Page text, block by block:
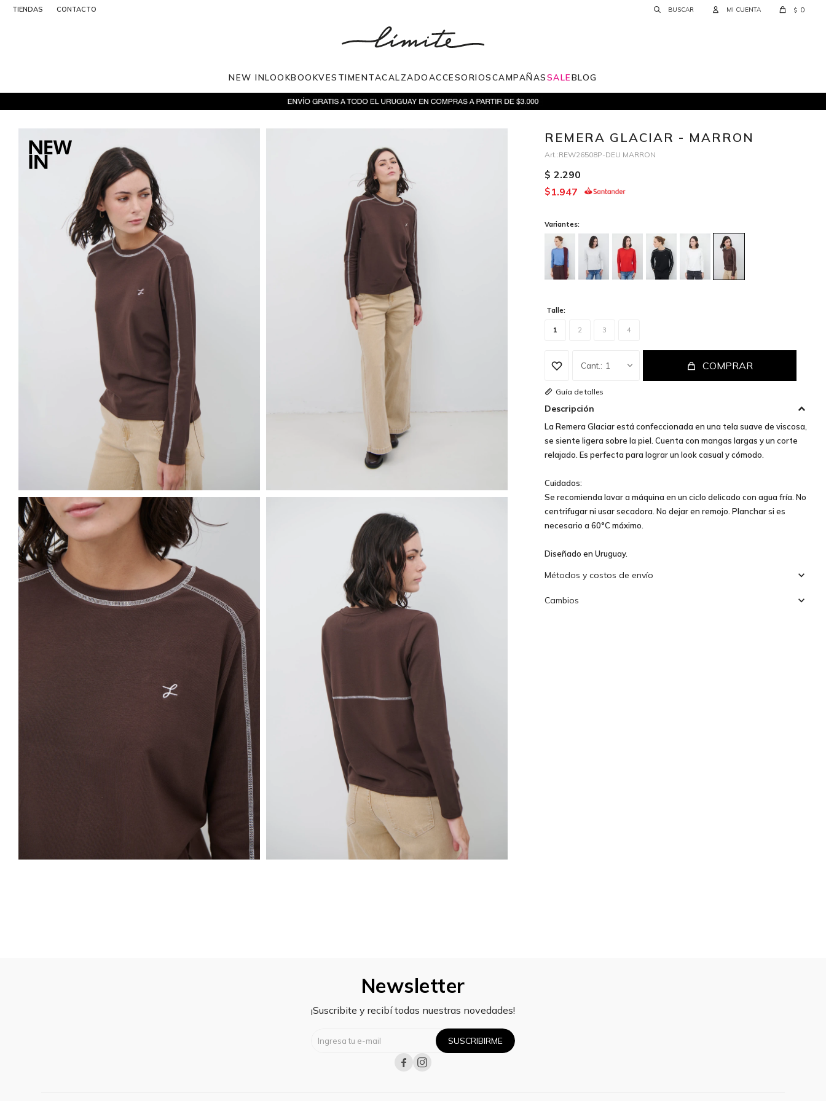
NEW INLOOKBOOKVESTIMENTACALZADOACCESORIOSCAMPAÑASSALEBLOG
TIENDAS CONTACTO $ 0
REMERA GLACIAR - MARRON
REW26508P-DEU MARRON
$ 2.290
$1.947
Variantes:
Talle:
1 2 3 4
1 COMPRAR
Guía de talles
Descripción
La Remera Glaciar está confeccionada en una tela suave de viscosa,
se siente ligera sobre la piel. Cuenta con mangas largas y un corte
relajado. Es perfecta para lograr un look casual y cómodo.
Cuidados:
Se recomienda lavar a máquina en un ciclo delicado con agua fría. No
centrifugar ni usar secadora. No dejar en remojo. Planchar si es
necesario a 60°C máximo.
Diseñado en Uruguay.
Métodos y costos de envío
Cambios
Newsletter
¡Suscribite y recibí todas nuestras novedades!
SUSCRIBIRME
 